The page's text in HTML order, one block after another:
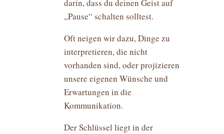
darin, dass du deinen Geist auf
„Pause“ schalten solltest.
Oft neigen wir dazu, Dinge zu
interpretieren, die nicht
vorhanden sind, oder projizieren
unsere eigenen Wünsche und
Erwartungen in die
Kommunikation.
Der Schlüssel liegt in der